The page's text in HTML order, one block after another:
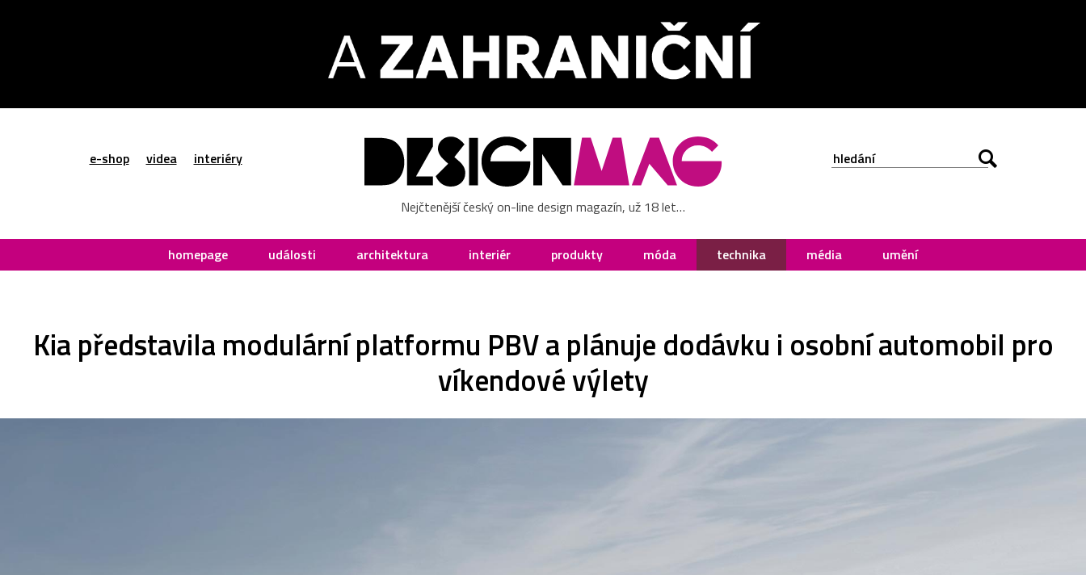
e-shop videa interiéry
Nejčtenější český on-line design magazín, už 18 let…
homepage události architektura interiér produkty móda technika média umění
Kia představila modulární platformu PBV a plánuje dodávku i osobní automobil pro
víkendové výlety